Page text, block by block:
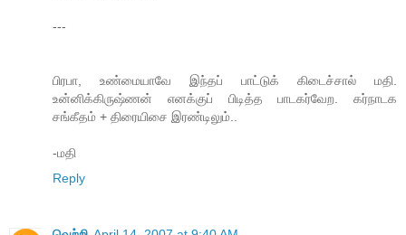
---
பிரபா, உண்மையாவே இந்தப் பாட்டுக் கிடைச்சால் மதி.
உன்னிக்கிருஷ்ணன் எனக்குப் பிடித்த பாடகர்வேற. கர்நாடக
சங்கீதம் + திரையிசை இரண்டிலும்..
-மதி
Reply